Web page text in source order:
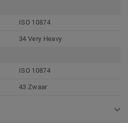
ISO 10874
34 Very Heavy
ISO 10874
43 Zwaar